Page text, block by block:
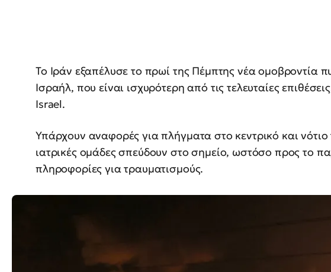
Το Ιράν εξαπέλυσε το πρωί της Πέμπτης νέα ομοβροντία
Ισραήλ, που είναι ισχυρότερη από τις τελευταίες
Israel.
Υπάρχουν αναφορές για πλήγματα στο κεντρικό και
ιατρικές ομάδες σπεύδουν στο σημείο, ωστόσο προς το
πληροφορίες για τραυματισμούς.